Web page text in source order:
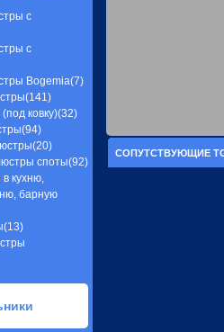
СОПУТСТВУЮЩИЕ
с
с
Bogemia(7)
ковку)(32)
споты(92)
кухню,
барную